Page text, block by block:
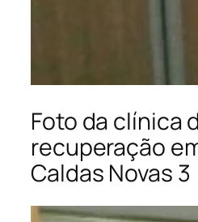
Foto da clínica
recuperação
Caldas Novas 3